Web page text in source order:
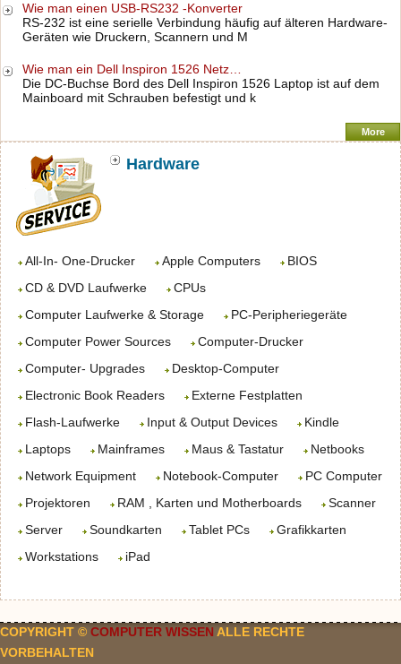
Wie man einen USB-RS232 -Konverter
RS-232 ist eine serielle Verbindung häufig auf älteren Hardware-
Geräten wie Druckern, Scannern und M
Wie man ein Dell Inspiron 1526 Netz…
Die DC-Buchse Bord des Dell Inspiron 1526 Laptop ist auf dem
Mainboard mit Schrauben befestigt und k
More
Hardware
All-In- One-Drucker Apple Computers
BIOS
CD & DVD Laufwerke
CPUs
Computer Laufwerke & Storage
PC-Peripheriegeräte
Computer Power Sources
Computer-Drucker
Computer- Upgrades
Desktop-Computer
Electronic Book Readers
Externe Festplatten
Flash-Laufwerke
Input & Output Devices
Kindle
Laptops
Mainframes Maus & Tastatur
Netbooks
Network Equipment
Notebook-Computer
PC Computer
Projektoren
RAM , Karten und Motherboards
Scanner
Server
Soundkarten Tablet PCs
Grafikkarten
Workstations
iPad
COPYRIGHT © COMPUTER WISSEN ALLE RECHTE
VORBEHALTEN